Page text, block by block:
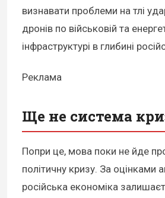
визнавати проблеми на тлі
дронів по військовій та
інфраструктурі в глибині
Реклама
Ще не система
Попри це, мова поки не йде
політичну кризу. За оцінками
російська економіка